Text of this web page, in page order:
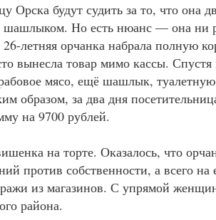
Орска будут судить за то, что она
шашлыком. Но есть нюанс — она ни
26-летняя орчанка набрала полную
вынесла товар мимо кассы.
мясо, ещё шашлык,
образом, за два дня
на 9700 рублей.
на торте. Оказалось, что
против собственности, а всего
из магазинов. С упрямой
района.